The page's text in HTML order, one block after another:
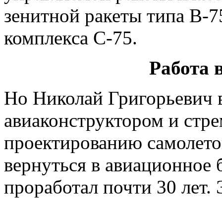
зенитной ракеты типа В-
комплекса С-75.
Работа
Но Николай Григорьевич
авиаконструктором и
проектированию
вернуться в
проработал почти 30